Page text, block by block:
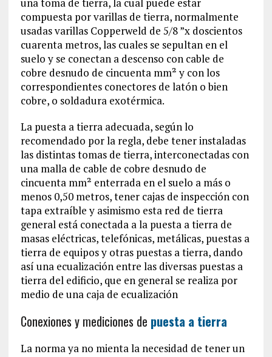
compuesta por varillas de tierra, normalmente
usadas varillas Copperweld de 5/8 ”x doscientos
cuarenta metros, las cuales se sepultan en el
suelo y se conectan a descenso con cable de
cobre desnudo de cincuenta mm² y con los
correspondientes conectores de latón o bien
cobre, o soldadura exotérmica.
La puesta a tierra adecuada, según lo
recomendado por la regla, debe tener instaladas
las distintas tomas de tierra, interconectadas con
una malla de cable de cobre desnudo de
cincuenta mm² enterrada en el suelo a más o
menos 0,50 metros, tener cajas de inspección con
tapa extraíble y asimismo esta red de tierra
general está conectada a la puesta a tierra de
masas eléctricas, telefónicas, metálicas, puestas a
tierra de equipos y otras puestas a tierra, dando
así una ecualización entre las diversas puestas a
tierra del edificio, que en general se realiza por
medio de una caja de ecualización
Conexiones y mediciones de puesta a tierra
La norma ya no mienta la necesidad de tener un